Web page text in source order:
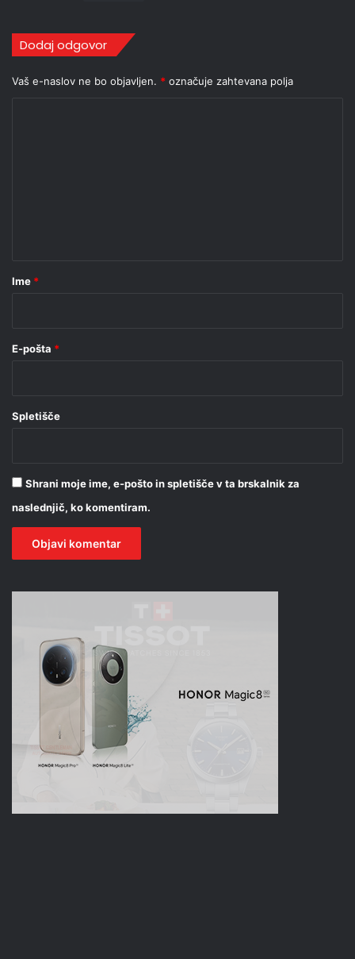
Dodaj odgovor
Vaš e-naslov ne bo objavljen. * označuje zahtevana polja
rIme *
E-pošta *
Spletišče
Shrani moje ime, e-pošto in spletišče v ta brskalnik za
naslednjič, ko komentiram.